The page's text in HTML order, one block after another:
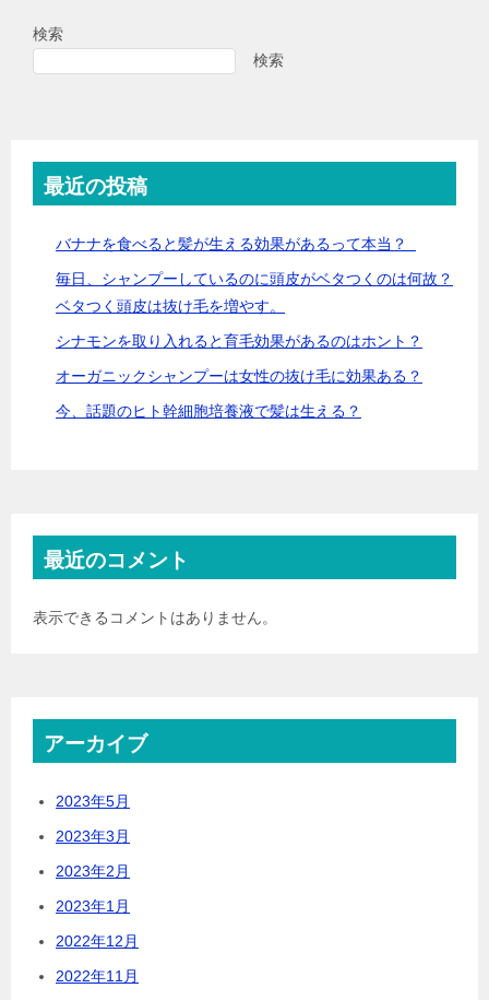
検索
検索
最近の投稿
バナナを食べると髪が生える効果があるって本当？
毎日、シャンプーしているのに頭皮がベタつくのは何故？
ベタつく頭皮は抜け毛を増やす。
シナモンを取り入れると育毛効果があるのはホント？
オーガニックシャンプーは女性の抜け毛に効果ある？
今、話題のヒト幹細胞培養液で髪は生える？
最近のコメント
表示できるコメントはありません。
アーカイブ
2023年5月
2023年3月
2023年2月
2023年1月
2022年12月
2022年11月